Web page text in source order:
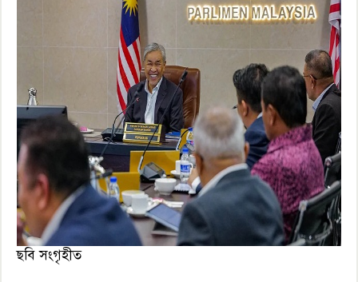
ছবি সংগৃহীত